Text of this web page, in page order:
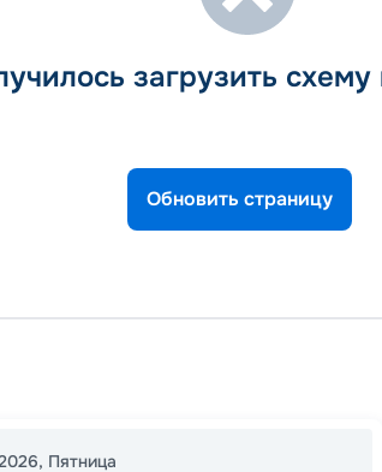
загрузить
Обновить страницу
, Пятница